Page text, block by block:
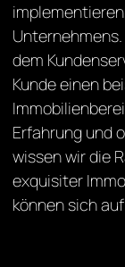
dem
Kunde einen
Erfahrung und
wissen wir die
exquisiter
können sich